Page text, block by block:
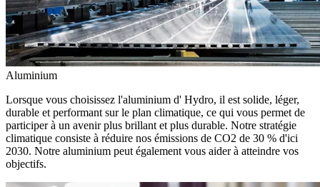
Aluminium
Lorsque vous choisissez l'aluminium d' Hydro, il est solide, léger,
durable et performant sur le plan climatique, ce qui vous permet de
participer à un avenir plus brillant et plus durable. Notre stratégie
climatique consiste à réduire nos émissions de CO2 de 30 % d'ici
2030. Notre aluminium peut également vous aider à atteindre vos
objectifs.